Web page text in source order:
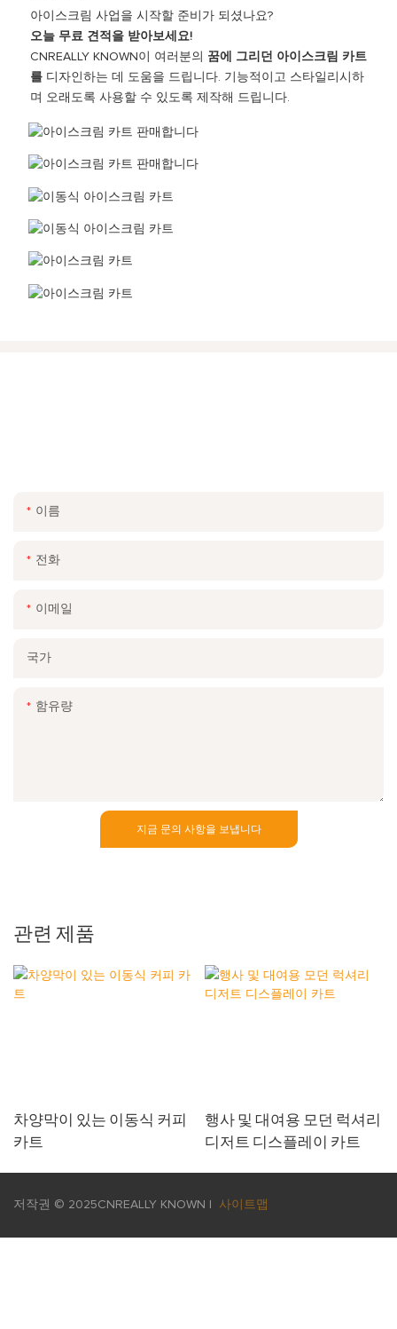
아이스크림 사업을 시작할 준비가 되셨나요?
오늘 무료 견적을 받아보세요!
CNREALLY KNOWN이 여러분의 꿈에 그리던 아이스크림 카트
를디자인하는 데 도움을 드립니다. 기능적이고 스타일리시하
며 오래도록 사용할 수 있도록 제작해 드립니다.
이름
전화
이메일
국가
함유량
지금 문의 사항을 보냅니다
관련 제품
차양막이 있는 이동식 커피
카트
행사 및 대여용 모던 럭셔리
디저트 디스플레이 카트
저작권 © 2025CNREALLY KNOWN 사이트맵